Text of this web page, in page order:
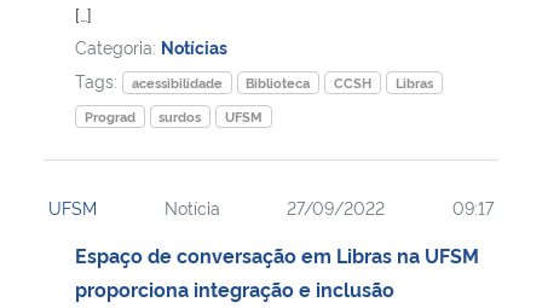
Secretaria de Governo
Gabinete de Segurança Institucional
[…]
Categoria: Notícias
Tags:
acessibilidade Biblioteca CCSH
Libras
Prograd
surdos UFSM
UFSM Notícia 27/09/2022 09:17
Espaço de conversação em Libras na UFSM
proporciona integração e inclusão